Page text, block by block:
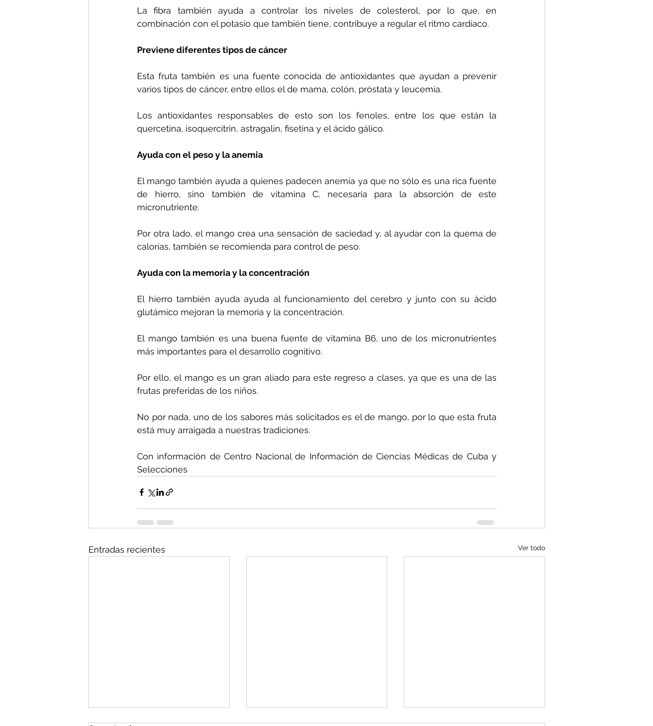
La fibra también ayuda a controlar los niveles de colesterol, por lo que, en
combinación con el potasio que también tiene, contribuye a regular el ritmo cardíaco.
Previene diferentes tipos de cáncer
Esta fruta también es una fuente conocida de antioxidantes que ayudan a prevenir
varios tipos de cáncer, entre ellos el de mama, colón, próstata y leucemia.
Los antioxidantes responsables de esto son los fenoles, entre los que están la
quercetina, isoquercitrin, astragalin, fisetina y el ácido gálico.
Ayuda con el peso y la anemia
El mango también ayuda a quienes padecen anemia ya que no sólo es una rica fuente
de hierro, sino también de vitamina C, necesaria para la absorción de este
micronutriente.
Por otra lado, el mango crea una sensación de saciedad y, al ayudar con la quema de
calorías, también se recomienda para control de peso.
Ayuda con la memoria y la concentración
El hierro también ayuda ayuda al funcionamiento del cerebro y junto con su ácido
glutámico mejoran la memoria y la concentración.
El mango también es una buena fuente de vitamina B6, uno de los micronutrientes
más importantes para el desarrollo cognitivo.
Por ello, el mango es un gran aliado para este regreso a clases, ya que es una de las
frutas preferidas de los niños.
No por nada, uno de los sabores más solicitados es el de mango, por lo que esta fruta
está muy arraigada a nuestras tradiciones.
Con información de Centro Nacional de Información de Ciencias Médicas de Cuba y
Selecciones
Entradas recientes Ver todo